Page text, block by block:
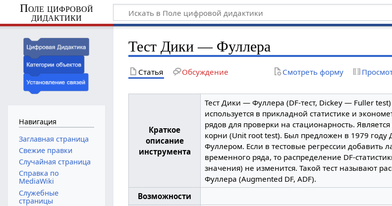
Поле цифровой
дидактики
Тест Дики — Фуллера
Статья Обсуждение Смотреть форму
Краткое
описание
инструмента
Тест Дики — Фуллера (DF-тест, Dickey — Fuller
используется в прикладной статистике и
рядов для проверки на стационарность.
корни (Unit root test). Был предложен в 1979
Фуллером. Если в тестовые регрессии добавить
временного ряда, то распределение DF-
значения) не изменится. Такой тест называют
Фуллера (Augmented DF, ADF).
Возможности
Навигация
Заглавная страница
Свежие правки
Случайная страница
Справка по
MediaWiki
Служебные
страницы